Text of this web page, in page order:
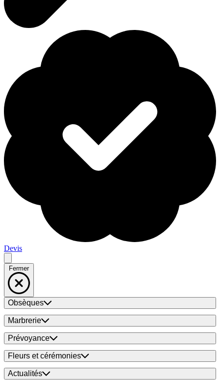
Devis
Fermer
Obsèques
Marbrerie
Prévoyance
Fleurs et cérémonies
Actualités